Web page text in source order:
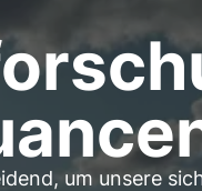
um unsere